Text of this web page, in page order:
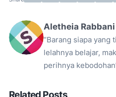
Aletheia Rabbani
“Barang siapa yang
lelahnya belajar,
perihnya